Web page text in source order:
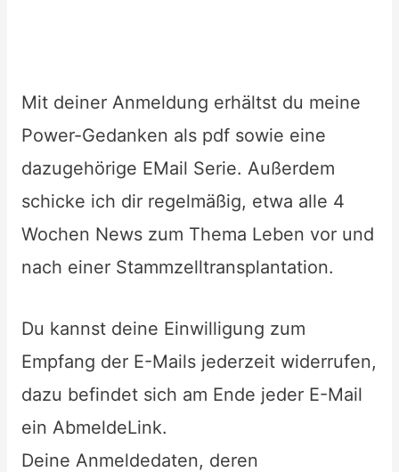
Mit deiner Anmeldung erhältst du meine
Power-Gedanken als pdf sowie eine
dazugehörige EMail Serie. Außerdem
schicke ich dir regelmäßig, etwa alle 4
Wochen News zum Thema Leben vor und
nach einer Stammzelltransplantation.
Du kannst deine Einwilligung zum
Empfang der E-Mails jederzeit widerrufen,
dazu befindet sich am Ende jeder E-Mail
ein AbmeldeLink.
Deine Anmeldedaten, deren